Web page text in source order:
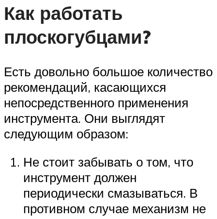
Как работать
плоскогубцами?
Есть довольно большое количество
рекомендаций, касающихся
непосредственного применения
инструмента. Они выглядят
следующим образом:
Не стоит забывать о том, что
инструмент должен
периодически смазываться. В
противном случае механизм не